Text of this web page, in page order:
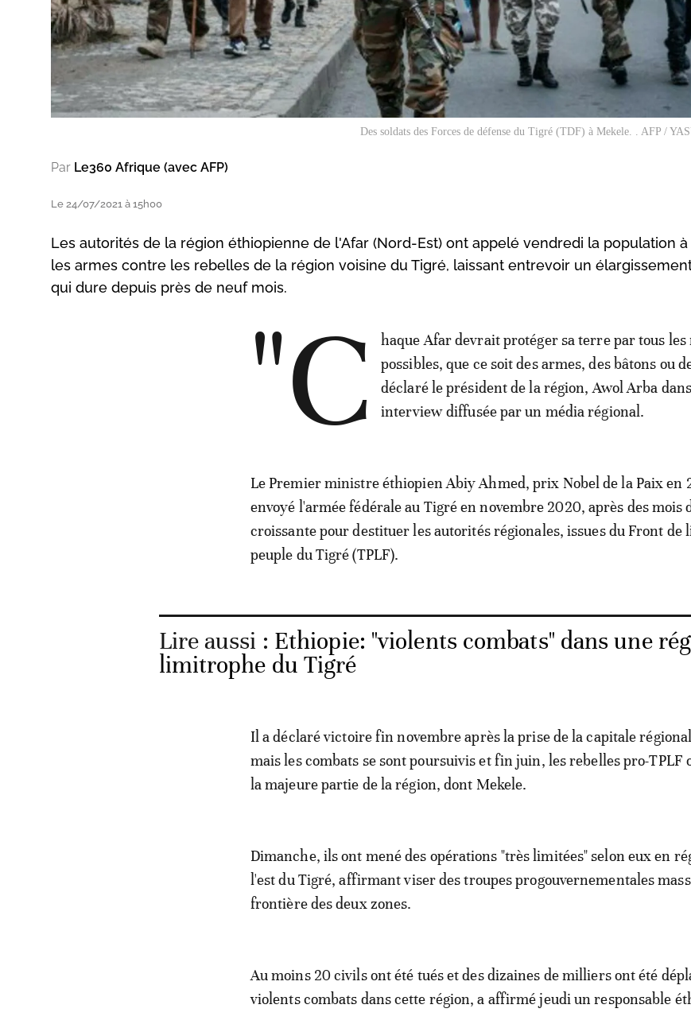
Des soldats des Forces de défense du Tigré (TDF) à Mekele. . AFP /
Par Le360 Afrique (avec AFP)
Le 24/07/2021 à 15h00
Les autorités de la région éthiopienne de l'Afar (Nord-Est) ont appelé vendredi la population
les armes contre les rebelles de la région voisine du Tigré, laissant entrevoir un
qui dure depuis près de neuf mois.
"C
haque Afar devrait protéger sa terre par tous les
possibles, que ce soit des armes, des bâtons ou
déclaré le président de la région, Awol Arba
interview diffusée par un média régional.
Le Premier ministre éthiopien Abiy Ahmed, prix Nobel de la Paix en
envoyé l'armée fédérale au Tigré en novembre 2020, après des mois
croissante pour destituer les autorités régionales, issues du Front de
peuple du Tigré (TPLF).
Lire aussi : Ethiopie: "violents combats" dans une
limitrophe du Tigré
Il a déclaré victoire fin novembre après la prise de la capitale
mais les combats se sont poursuivis et fin juin, les rebelles pro-TPLF
la majeure partie de la région, dont Mekele.
Dimanche, ils ont mené des opérations "très limitées" selon eux en
l'est du Tigré, affirmant viser des troupes progouvernementales
frontière des deux zones.
Au moins 20 civils ont été tués et des dizaines de milliers ont été
violents combats dans cette région, a affirmé jeudi un responsable